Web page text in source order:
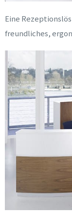
Eine
freundliches,